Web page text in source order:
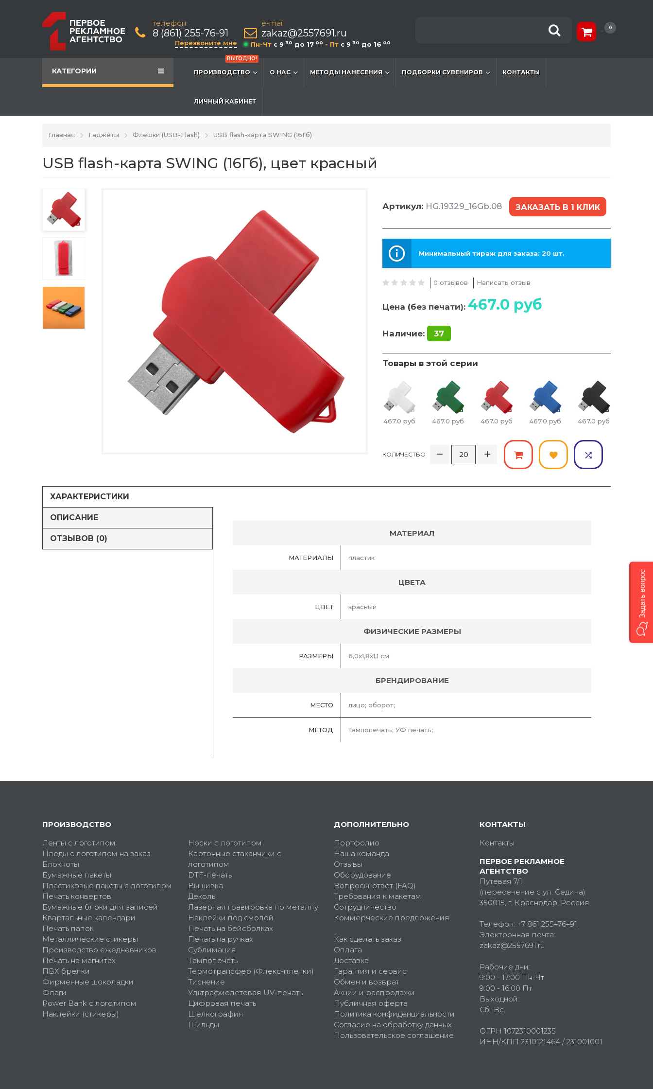
телефон:
8 (861) 255-76-91
Перезвоните мне
e-mail
zakaz@2557691.ru
Пн-Чт c 9 30 до 17 00 - Пт c 9 30 до 16 00
0
КАТЕГОРИИ
ВЫГОДНО!
ПРОИЗВОДСТВО О НАС МЕТОДЫ НАНЕСЕНИЯ ПОДБОРКИ СУВЕНИРОВ КОНТАКТЫ
ЛИЧНЫЙ КАБИНЕТ
Главная Гаджеты Флешки (USB-Flash) USB flash-карта SWING (16Гб)
USB flash-карта SWING (16Гб), цвет красный
Артикул: HG.19329_16Gb.08 ЗАКАЗАТЬ В 1 КЛИК
Минимальный тираж для заказа: 20 шт.
0 отзывов Написать отзыв
Цена (без печати): 467.0 руб
Наличие: 37
Товары в этой серии
467.0 руб 467.0 руб 467.0 руб 467.0 руб 467.0 руб
КОЛИЧЕСТВО
ХАРАКТЕРИСТИКИ
ОПИСАНИЕ
ОТЗЫВОВ (0)
МАТЕРИАЛ
МАТЕРИАЛЫ пластик
ЦВЕТА
ЦВЕТ красный
ФИЗИЧЕСКИЕ РАЗМЕРЫ
РАЗМЕРЫ 6,0х1,8х1,1 см
БРЕНДИРОВАНИЕ
МЕСТО лицо; оборот;
МЕТОД Тампопечать; УФ печать;
ПРОИЗВОДСТВО
Ленты с логотипом
Пледы с логотипом на заказ
Блокноты
Бумажные пакеты
Пластиковые пакеты с логотипом
Печать конвертов
Бумажные блоки для записей
Квартальные календари
Печать папок
Металлические стикеры
Производство ежедневников
Печать на магнитах
ПВХ брелки
Фирменные шоколадки
Флаги
Power Bank с логотипом
Наклейки (стикеры)
Носки с логотипом
Картонные стаканчики с
логотипом
DTF-печать
Вышивка
Деколь
Лазерная гравировка по металлу
Наклейки под смолой
Печать на бейсболках
Печать на ручках
Сублимация
Тампопечать
Термотрансфер (Флекс-пленки)
Тиснение
Ультрафиолетовая UV-печать
Цифровая печать
Шелкография
Шильды
ДОПОЛНИТЕЛЬНО
Портфолио
Наша команда
Отзывы
Оборудование
Вопросы-ответ (FAQ)
Требования к макетам
Сотрудничество
Коммерческие предложения
Как сделать заказ
Оплата
Доставка
Гарантия и сервис
Обмен и возврат
Акции и распродажи
Публичная оферта
Политика конфиденциальности
Согласие на обработку данных
Пользовательское соглашение
КОНТАКТЫ
Контакты
ПЕРВОЕ РЕКЛАМНОЕ
АГЕНТСТВО
Путевая 7/1
(пересечение с ул. Седина)
350015, г. Краснодар, Россия
Телефон: +7 861 255–76–91,
Электронная почта:
zakaz@2557691.ru
Рабочие дни:
9:00 - 17:00 Пн-Чт
9:00 - 16:00 Пт
Выходной:
Сб.-Вс.
ОГРН 1072310001235
ИНН/КПП 2310121464 / 231001001
Задать вопрос